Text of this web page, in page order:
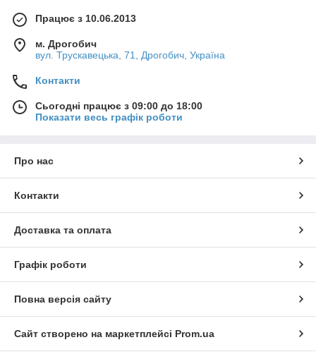
Працює з 10.06.2013
м. Дрогобич
вул. Трускавецька, 71, Дрогобич, Україна
Контакти
Сьогодні працює з 09:00 до 18:00
Показати весь графік роботи
Про нас
Контакти
Доставка та оплата
Графік роботи
Повна версія сайту
Сайт створено на маркетплейсі Prom.ua